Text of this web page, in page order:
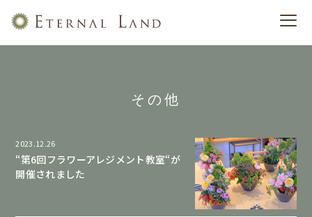
その他
2023.12.26
“第6回フラワーアレジメント教室“が
開催されました